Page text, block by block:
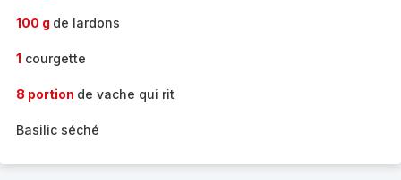
100 g de lardons
1 courgette
8 portion de vache qui rit
Basilic séché